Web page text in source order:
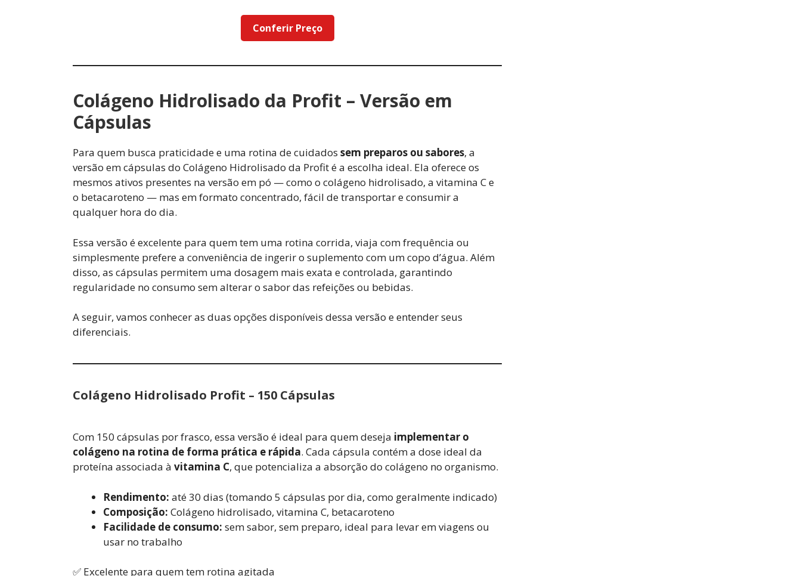
Conferir Preço
Colágeno Hidrolisado da Profit – Versão em
Cápsulas
Para quem busca praticidade e uma rotina de cuidados sem preparos ou sabores, a
versão em cápsulas do Colágeno Hidrolisado da Profit é a escolha ideal. Ela oferece os
mesmos ativos presentes na versão em pó — como o colágeno hidrolisado, a vitamina C e
o betacaroteno — mas em formato concentrado, fácil de transportar e consumir a
qualquer hora do dia.
Essa versão é excelente para quem tem uma rotina corrida, viaja com frequência ou
simplesmente prefere a conveniência de ingerir o suplemento com um copo d’água. Além
disso, as cápsulas permitem uma dosagem mais exata e controlada, garantindo
regularidade no consumo sem alterar o sabor das refeições ou bebidas.
A seguir, vamos conhecer as duas opções disponíveis dessa versão e entender seus
diferenciais.
Colágeno Hidrolisado Profit – 150 Cápsulas
Com 150 cápsulas por frasco, essa versão é ideal para quem deseja implementar o
colágeno na rotina de forma prática e rápida. Cada cápsula contém a dose ideal da
proteína associada à vitamina C, que potencializa a absorção do colágeno no organismo.
Rendimento: até 30 dias (tomando 5 cápsulas por dia, como geralmente indicado)
Composição: Colágeno hidrolisado, vitamina C, betacaroteno
Facilidade de consumo: sem sabor, sem preparo, ideal para levar em viagens ou
usar no trabalho
✅ Excelente para quem tem rotina agitada